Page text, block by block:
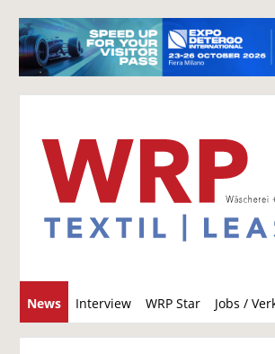
News Interview WRP Star Jobs /